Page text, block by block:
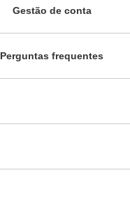
Gestão de conta
Perguntas frequentes